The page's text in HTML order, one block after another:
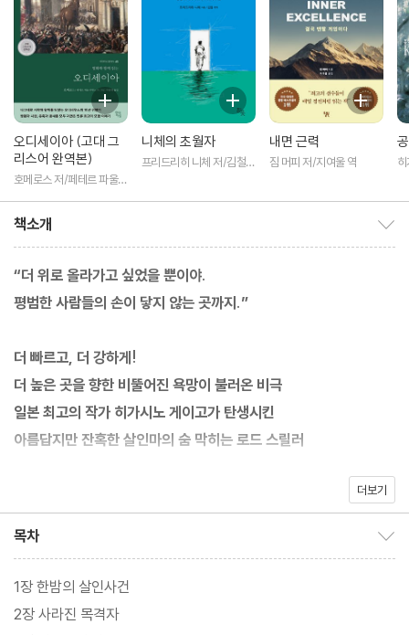
오디세이아 (고대 그
리스어 완역본)
호메로스 저/페테르 파울
니체의 초월자
프리드리히 니체 저/김철
내면 근력
짐 머피 저/지여울 역
책소개
“더 위로 올라가고 싶었을 뿐이야.
평범한 사람들의 손이 닿지 않는 곳까지.”
더 빠르고, 더 강하게!
더 높은 곳을 향한 비뚤어진 욕망이 불러온 비극
일본 최고의 작가 히가시노 게이고가 탄생시킨
아름답지만 잔혹한 살인마의 숨 막히는 로드 스릴러
기 위해 인간의 존엄성마저 외면한 선수들의 뒤틀린 욕망을 그린 걸
작 스릴러 『아름다운 흉기』의 개정판이 알에이치코리아에서 출간됐
더보기
목차
1장 한밤의 살인사건
2장 사라진 목격자